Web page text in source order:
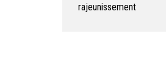
rajeunissement